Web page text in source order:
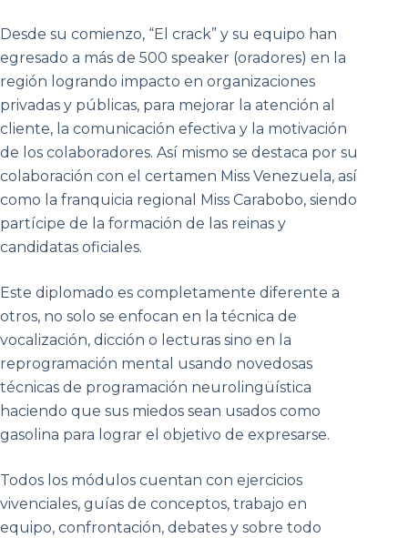
Desde su comienzo, “El crack” y su equipo han
egresado a más de 500 speaker (oradores) en la
región logrando impacto en organizaciones
privadas y públicas, para mejorar la atención al
cliente, la comunicación efectiva y la motivación
de los colaboradores. Así mismo se destaca por su
colaboración con el certamen Miss Venezuela, así
como la franquicia regional Miss Carabobo, siendo
partícipe de la formación de las reinas y
candidatas oficiales.
Este diplomado es completamente diferente a
otros, no solo se enfocan en la técnica de
vocalización, dicción o lecturas sino en la
reprogramación mental usando novedosas
técnicas de programación neurolingüística
haciendo que sus miedos sean usados como
gasolina para lograr el objetivo de expresarse.
Todos los módulos cuentan con ejercicios
vivenciales, guías de conceptos, trabajo en
equipo, confrontación, debates y sobre todo